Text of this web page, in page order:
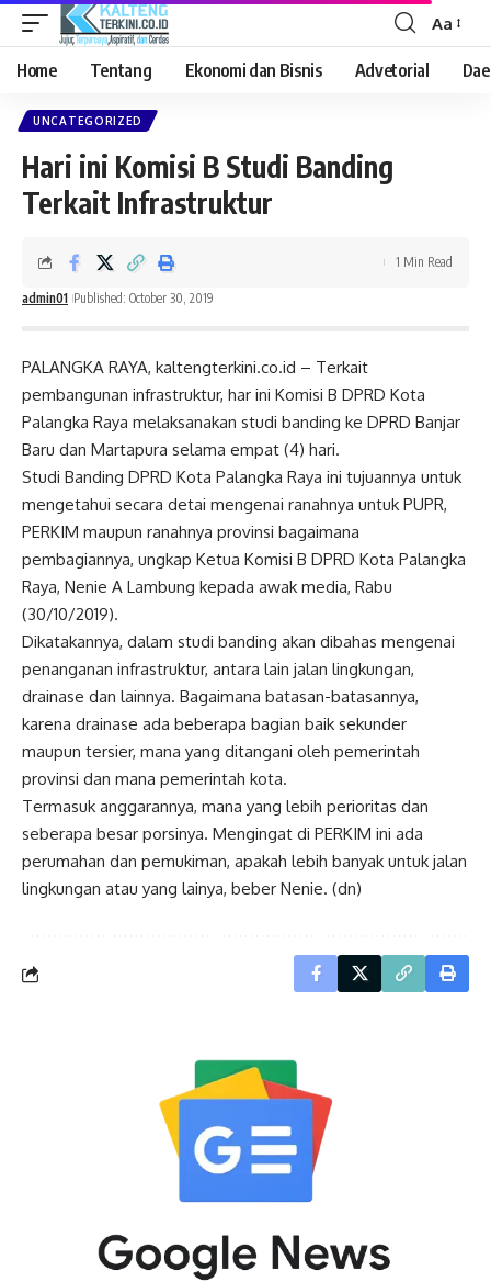
Font
Resizer
Aa
Home Tentang Ekonomi dan Bisnis Advetorial
UNCATEGORIZED
Hari ini Komisi B Studi Banding
Terkait Infrastruktur
admin01 Published: October 30, 2019
1 Min Read
PALANGKA RAYA, kaltengterkini.co.id – Terkait
pembangunan infrastruktur, har ini Komisi B DPRD Kota
Palangka Raya melaksanakan studi banding ke DPRD Banjar
Baru dan Martapura selama empat (4) hari.
Studi Banding DPRD Kota Palangka Raya ini tujuannya untuk
mengetahui secara detai mengenai ranahnya untuk PUPR,
PERKIM maupun ranahnya provinsi bagaimana
pembagiannya, ungkap Ketua Komisi B DPRD Kota Palangka
Raya, Nenie A Lambung kepada awak media, Rabu
(30/10/2019).
Dikatakannya, dalam studi banding akan dibahas mengenai
penanganan infrastruktur, antara lain jalan lingkungan,
drainase dan lainnya. Bagaimana batasan-batasannya,
karena drainase ada beberapa bagian baik sekunder
maupun tersier, mana yang ditangani oleh pemerintah
provinsi dan mana pemerintah kota.
Termasuk anggarannya, mana yang lebih perioritas dan
seberapa besar porsinya. Mengingat di PERKIM ini ada
perumahan dan pemukiman, apakah lebih banyak untuk jalan
lingkungan atau yang lainya, beber Nenie. (dn)